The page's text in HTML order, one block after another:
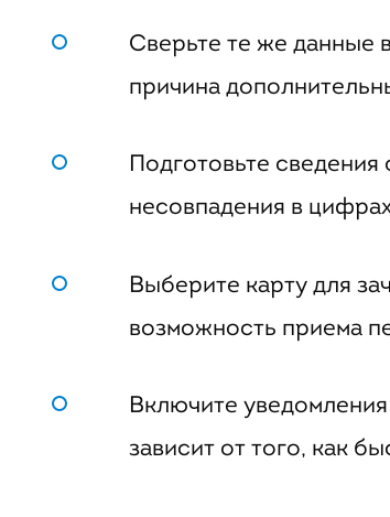
Сверьте те же данные
причина
Подготовьте
несовпадения в
Выберите карту для
возможность приема
Включите
зависит от того, как